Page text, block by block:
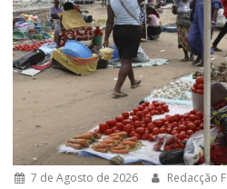
7 de Agosto de 2026 Redacção